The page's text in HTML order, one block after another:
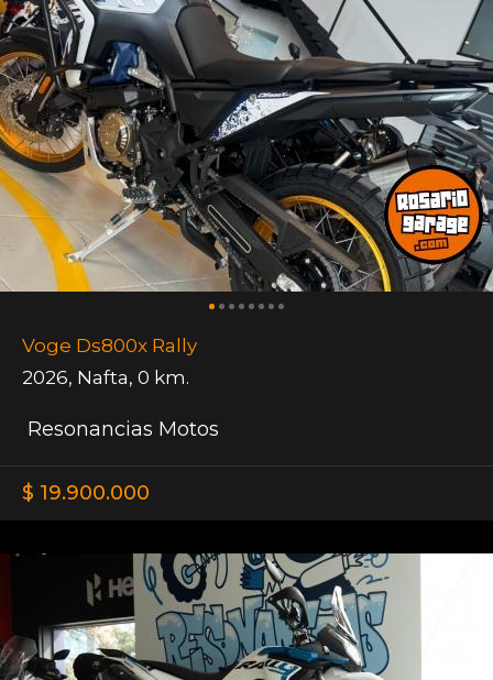
Voge Ds800x Rally
2026, Nafta, 0 km.
Resonancias Motos
$ 19.900.000